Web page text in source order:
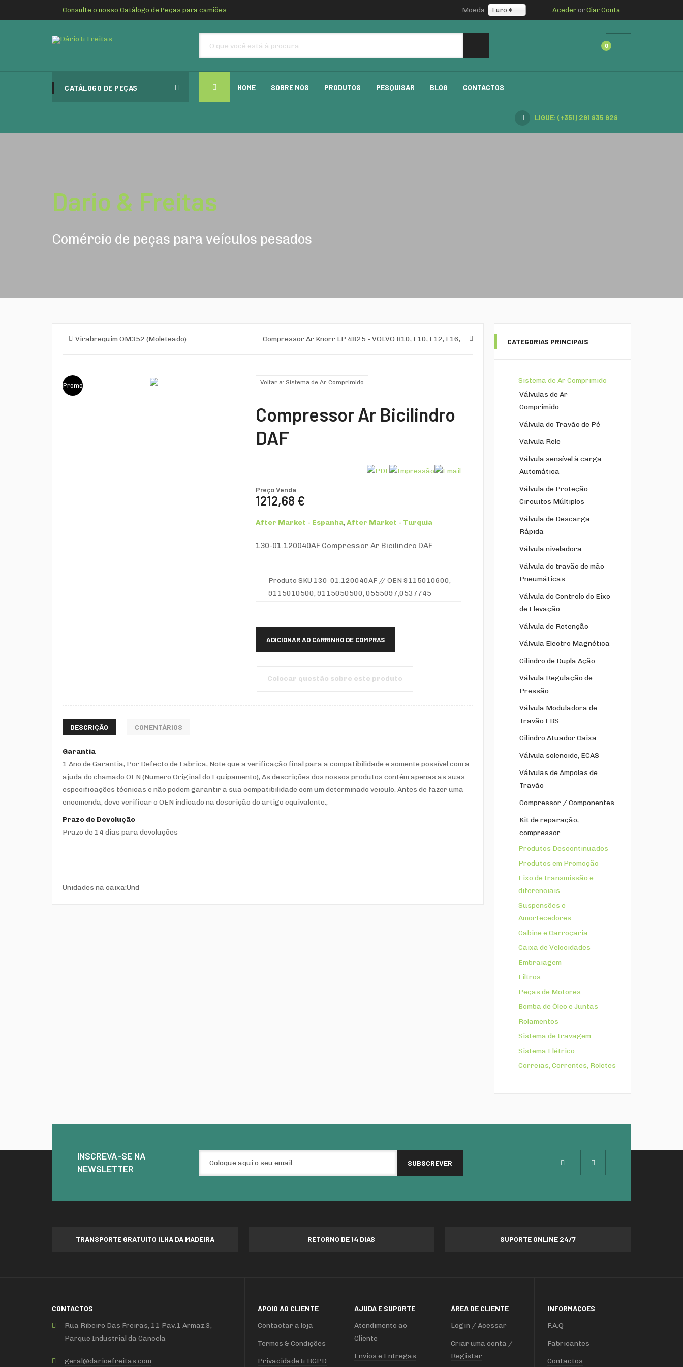
Consulte o nosso Catálogo de Peças para camiões Acederor Ciar Conta
Moeda: Euro €
0
CATÁLOGO DE PEÇAS HOME SOBRE NÓS PRODUTOS PESQUISAR BLOG CONTACTOS
LIGUE: (+351) 291 935 929
Dario & Freitas
Comércio de peças para veículos pesados
Virabrequim OM352 (Moleteado) Compressor Ar Knorr LP 4825 - VOLVO B10, F10, F12, F16,
Promo Voltar a: Sistema de Ar Comprimido
Compressor Ar Bicilindro
DAF
Preço Venda
1212,68 €
After Market - Espanha, After Market - Turquia
130-01.120040AF Compressor Ar Bicilindro DAF
Produto SKU 130-01.120040AF // OEN 9115010600,
9115010500, 9115050500, 0555097,0537745
Colocar questão sobre este produto
DESCRIÇÃO COMENTÁRIOS
Garantia
1 Ano de Garantia, Por Defecto de Fabrica, Note que a verificação final para a compatibilidade e somente possível com a
ajuda do chamado OEN (Numero Original do Equipamento), As descrições dos nossos produtos contém apenas as suas
especificações técnicas e não podem garantir a sua compatibilidade com um determinado veiculo. Antes de fazer uma
encomenda, deve verificar o OEN indicado na descrição do artigo equivalente.,
Prazo de Devolução
Prazo de 14 dias para devoluções
Unidades na caixa:Und
CATEGORIAS PRINCIPAIS
Sistema de Ar Comprimido
Válvulas de Ar
Comprimido
Válvula do Travão de Pé
Valvula Rele
Válvula sensível à carga
Automática
Válvula de Proteção
Circuitos Múltiplos
Válvula de Descarga
Rápida
Válvula niveladora
Válvula do travão de mão
Pneumáticas
Válvula do Controlo do Eixo
de Elevação
Válvula de Retenção
Válvula Electro Magnética
Cilindro de Dupla Ação
Válvula Regulação de
Pressão
Válvula Moduladora de
Travão EBS
Cilindro Atuador Caixa
Válvula solenoide, ECAS
Válvulas de Ampolas de
Travão
Compressor / Componentes
Kit de reparação,
compressor
Produtos Descontinuados
Produtos em Promoção
Eixo de transmissão e
diferenciais
Suspensões e
Amortecedores
Cabine e Carroçaria
Caixa de Velocidades
Embraiagem
Filtros
Peças de Motores
Bomba de Óleo e Juntas
Rolamentos
Sistema de travagem
Sistema Elétrico
Correias, Correntes, Roletes
INSCREVA-SE NA
NEWSLETTER
TRANSPORTE GRATUITO ILHA DA MADEIRA RETORNO DE 14 DIAS SUPORTE ONLINE 24/7
CONTACTOS
Rua Ribeiro Das Freiras, 11 Pav.1 Armaz.3,
Parque Industrial da Cancela
geral@darioefreitas.com
APOIO AO CLIENTE
Contactar a loja
Termos & Condições
Privacidade & RGPD
AJUDA E SUPORTE
Atendimento ao
Cliente
Envios e Entregas
ÁREA DE CLIENTE
Login / Acessar
Criar uma conta /
Registar
INFORMAÇÕES
F.A.Q
Fabricantes
Contactos